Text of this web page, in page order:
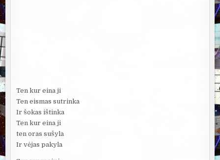
Ten kur eina ji
Ten eismas sutrinka
Ir šokas ištinka
Ten kur eina ji
ten oras sušyla
Ir vėjas pakyla